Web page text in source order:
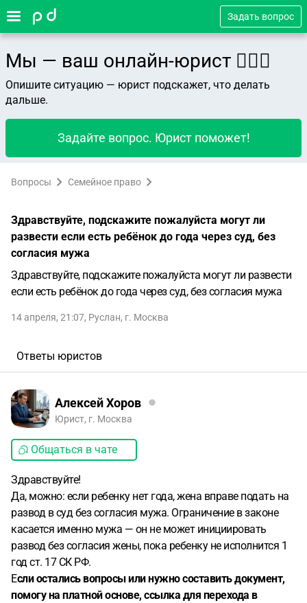
Задать вопрос
Мы — ваш онлайн-юрист 👨🏻‍⚖️
Опишите ситуацию — юрист подскажет, что делать
дальше.
Задайте вопрос. Юрист поможет!
Вопросы Семейное право
Здравствуйте, подскажите пожалуйста могут ли
развести если есть ребёнок до года через суд, без
согласия мужа
Здравствуйте, подскажите пожалуйста могут ли развести
если есть ребёнок до года через суд, без согласия мужа
14 апреля, 21:07, Руслан, г. Москва
Ответы юристов
Алексей Хоров
Юрист, г. Москва
Общаться в чате
Здравствуйте!
Да, можно: если ребенку нет года, жена вправе подать на
развод в суд без согласия мужа. Ограничение в законе
касается именно мужа — он не может инициировать
развод без согласия жены, пока ребенку не исполнится 1
год ст. 17 СК РФ.
Если остались вопросы или нужно составить документ,
помогу на платной основе, ссылка для перехода в